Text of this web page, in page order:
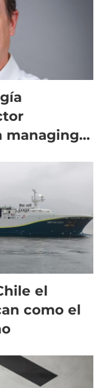
managing
el
como el